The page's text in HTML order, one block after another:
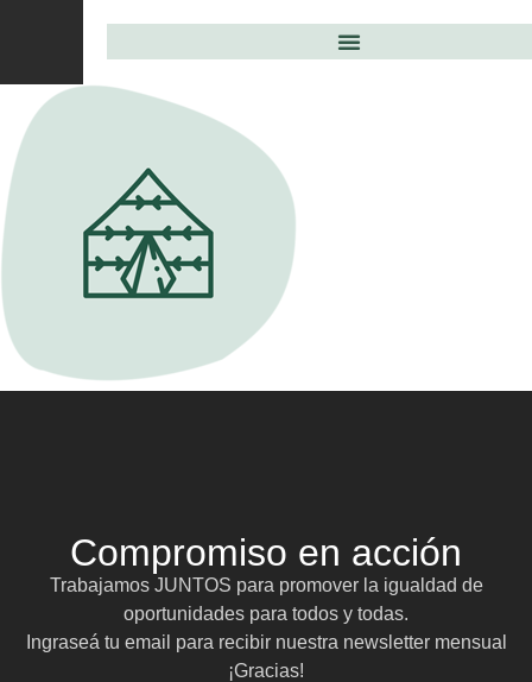
Compromiso en acción
Trabajamos JUNTOS para promover la igualdad de
oportunidades para todos y todas.
Ingraseá tu email para recibir nuestra newsletter mensual
¡Gracias!